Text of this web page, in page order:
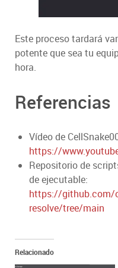
Este proceso tardará
potente que sea tu
hora.
Referencias
Vídeo de
https://
Repositorio de
de ejecutable:
https://github.com/
resolve/tree/main
Relacionado